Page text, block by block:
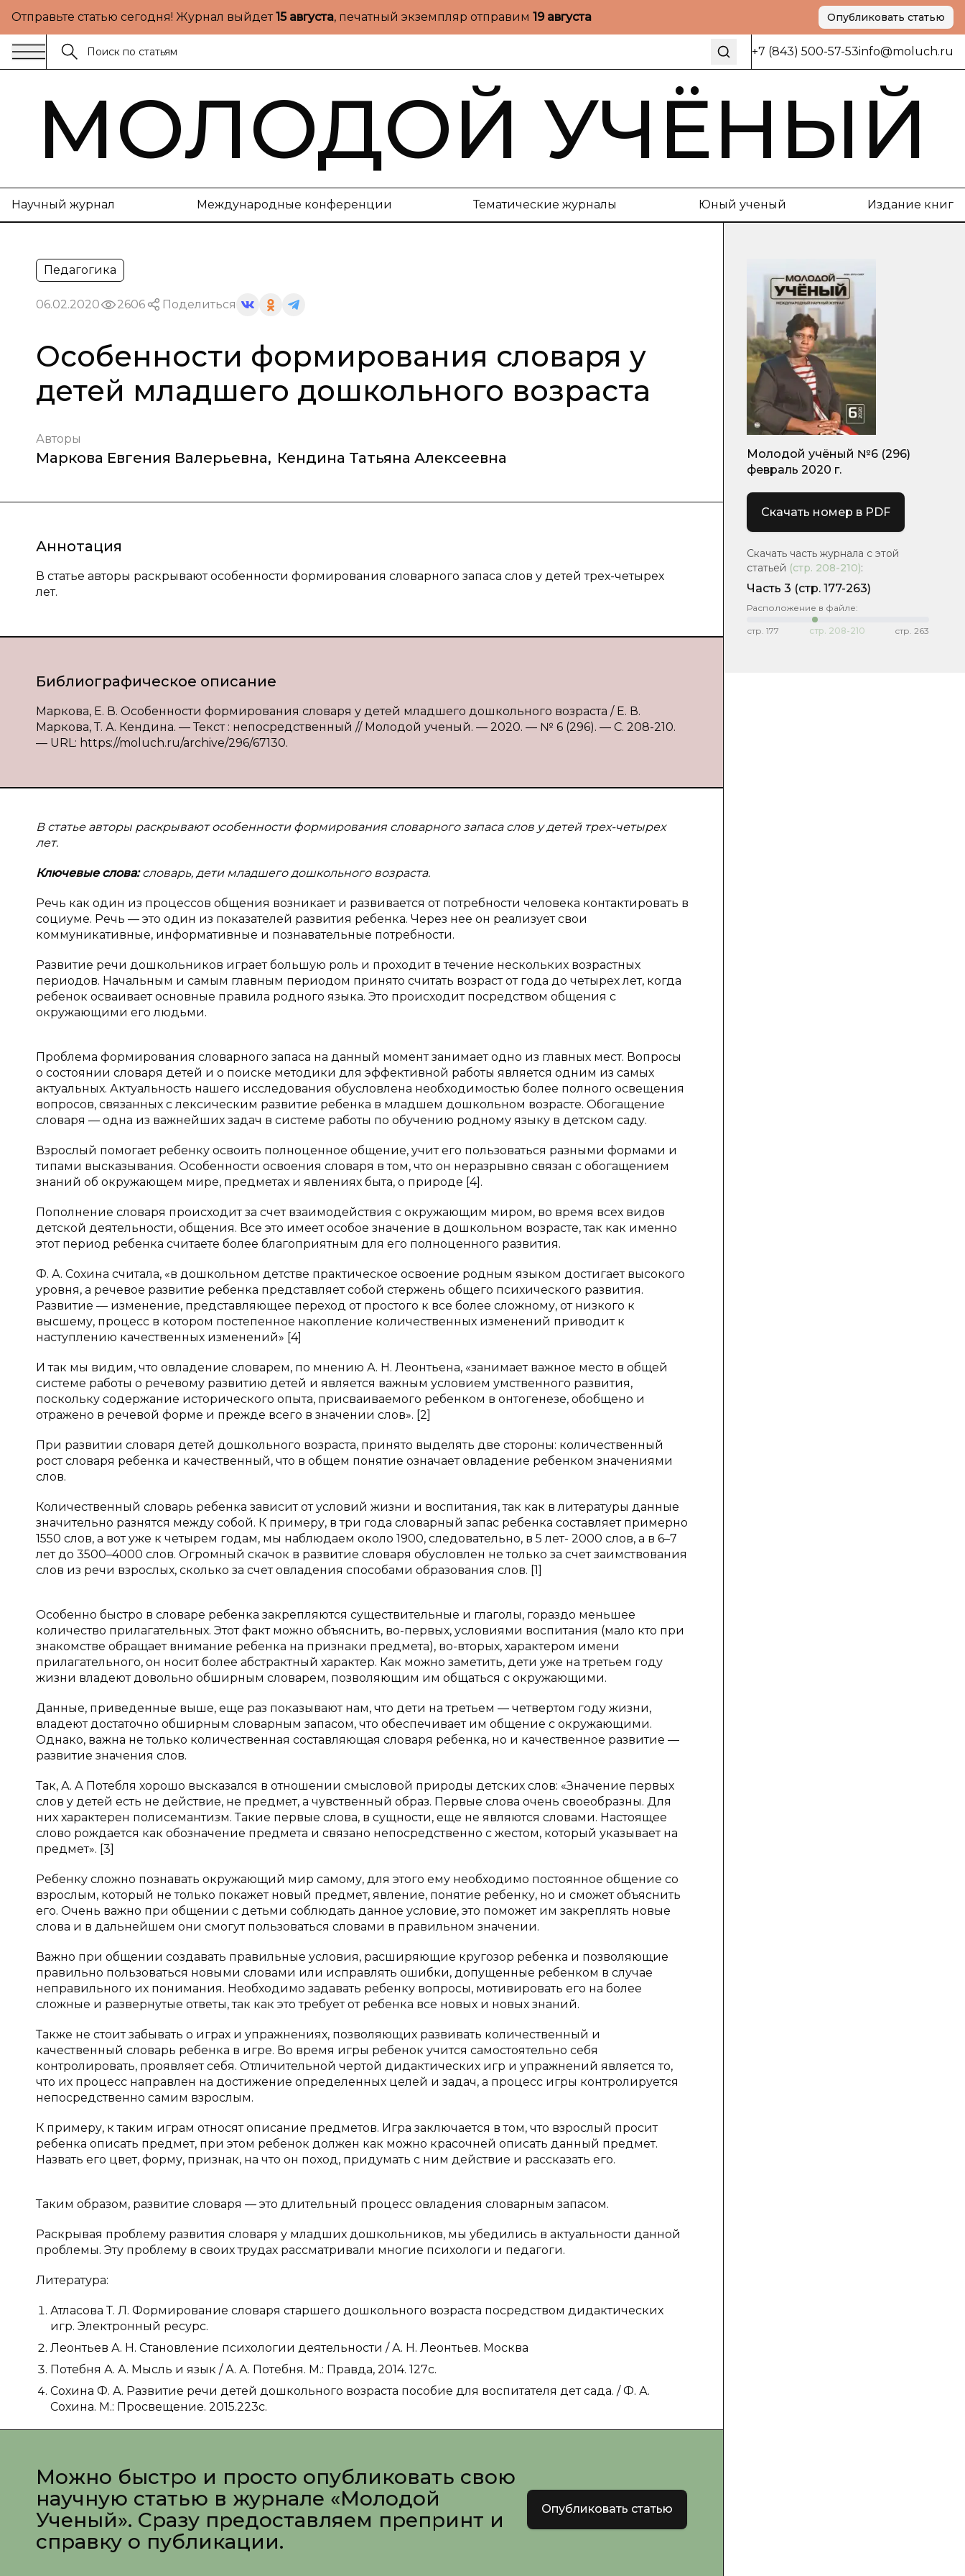
Отправьте статью сегодня! Журнал выйдет15 августа, печатный экземпляр отправим 19 августа Опубликовать статью
+7 (843) 500-57-53info@moluch.ru
МОЛОДОЙ УЧЁНЫЙ
Научный журнал Международные конференции Тематические журналы Юный ученый Издание книг
Педагогика
06.02.2020 2606 Поделиться
Особенности формирования словаря у
детей младшего дошкольного возраста
Авторы
Маркова Евгения Валерьевна, Кендина Татьяна Алексеевна
Аннотация
В статье авторы раскрывают особенности формирования словарного запаса слов у детей трех-четырех
лет.
Библиографическое описание
Маркова, Е. В. Особенности формирования словаря у детей младшего дошкольного возраста / Е. В.
Маркова, Т. А. Кендина. — Текст : непосредственный // Молодой ученый. — 2020. — № 6 (296). — С. 208-210.
— URL: https://moluch.ru/archive/296/67130.
В статье авторы раскрывают особенности формирования словарного запаса слов у детей трех-четырех
лет.
Ключевые слова:словарь, дети младшего дошкольного возраста.
Речь как один из процессов общения возникает и развивается от потребности человека контактировать в
социуме. Речь — это один из показателей развития ребенка. Через нее он реализует свои
коммуникативные, информативные и познавательные потребности.
Развитие речи дошкольников играет большую роль и проходит в течение нескольких возрастных
периодов. Начальным и самым главным периодом принято считать возраст от года до четырех лет, когда
ребенок осваивает основные правила родного языка. Это происходит посредством общения с
окружающими его людьми.
Проблема формирования словарного запаса на данный момент занимает одно из главных мест. Вопросы
о состоянии словаря детей и о поиске методики для эффективной работы является одним из самых
актуальных. Актуальность нашего исследования обусловлена необходимостью более полного освещения
вопросов, связанных с лексическим развитие ребенка в младшем дошкольном возрасте. Обогащение
словаря — одна из важнейших задач в системе работы по обучению родному языку в детском саду.
Взрослый помогает ребенку освоить полноценное общение, учит его пользоваться разными формами и
типами высказывания. Особенности освоения словаря в том, что он неразрывно связан с обогащением
знаний об окружающем мире, предметах и явлениях быта, о природе [4].
Пополнение словаря происходит за счет взаимодействия с окружающим миром, во время всех видов
детской деятельности, общения. Все это имеет особое значение в дошкольном возрасте, так как именно
этот период ребенка считаете более благоприятным для его полноценного развития.
Ф. А. Сохина считала, «в дошкольном детстве практическое освоение родным языком достигает высокого
уровня, а речевое развитие ребенка представляет собой стержень общего психического развития.
Развитие — изменение, представляющее переход от простого к все более сложному, от низкого к
высшему, процесс в котором постепенное накопление количественных изменений приводит к
наступлению качественных изменений» [4]
И так мы видим, что овладение словарем, по мнению А. Н. Леонтьена, «занимает важное место в общей
системе работы о речевому развитию детей и является важным условием умственного развития,
поскольку содержание исторического опыта, присваиваемого ребенком в онтогенезе, обобщено и
отражено в речевой форме и прежде всего в значении слов». [2]
При развитии словаря детей дошкольного возраста, принято выделять две стороны: количественный
рост словаря ребенка и качественный, что в общем понятие означает овладение ребенком значениями
слов.
Количественный словарь ребенка зависит от условий жизни и воспитания, так как в литературы данные
значительно разнятся между собой. К примеру, в три года словарный запас ребенка составляет примерно
1550 слов, а вот уже к четырем годам, мы наблюдаем около 1900, следовательно, в 5 лет- 2000 слов, а в 6–7
лет до 3500–4000 слов. Огромный скачок в развитие словаря обусловлен не только за счет заимствования
слов из речи взрослых, сколько за счет овладения способами образования слов. [1]
Особенно быстро в словаре ребенка закрепляются существительные и глаголы, гораздо меньшее
количество прилагательных. Этот факт можно объяснить, во-первых, условиями воспитания (мало кто при
знакомстве обращает внимание ребенка на признаки предмета), во-вторых, характером имени
прилагательного, он носит более абстрактный характер. Как можно заметить, дети уже на третьем году
жизни владеют довольно обширным словарем, позволяющим им общаться с окружающими.
Данные, приведенные выше, еще раз показывают нам, что дети на третьем — четвертом году жизни,
владеют достаточно обширным словарным запасом, что обеспечивает им общение с окружающими.
Однако, важна не только количественная составляющая словаря ребенка, но и качественное развитие —
развитие значения слов.
Так, А. А Потебля хорошо высказался в отношении смысловой природы детских слов: «Значение первых
слов у детей есть не действие, не предмет, а чувственный образ. Первые слова очень своеобразны. Для
них характерен полисемантизм. Такие первые слова, в сущности, еще не являются словами. Настоящее
слово рождается как обозначение предмета и связано непосредственно с жестом, который указывает на
предмет». [3]
Ребенку сложно познавать окружающий мир самому, для этого ему необходимо постоянное общение со
взрослым, который не только покажет новый предмет, явление, понятие ребенку, но и сможет объяснить
его. Очень важно при общении с детьми соблюдать данное условие, это поможет им закреплять новые
слова и в дальнейшем они смогут пользоваться словами в правильном значении.
Важно при общении создавать правильные условия, расширяющие кругозор ребенка и позволяющие
правильно пользоваться новыми словами или исправлять ошибки, допущенные ребенком в случае
неправильного их понимания. Необходимо задавать ребенку вопросы, мотивировать его на более
сложные и развернутые ответы, так как это требует от ребенка все новых и новых знаний.
Также не стоит забывать о играх и упражнениях, позволяющих развивать количественный и
качественный словарь ребенка в игре. Во время игры ребенок учится самостоятельно себя
контролировать, проявляет себя. Отличительной чертой дидактических игр и упражнений является то,
что их процесс направлен на достижение определенных целей и задач, а процесс игры контролируется
непосредственно самим взрослым.
К примеру, к таким играм относят описание предметов. Игра заключается в том, что взрослый просит
ребенка описать предмет, при этом ребенок должен как можно красочней описать данный предмет.
Назвать его цвет, форму, признак, на что он поход, придумать с ним действие и рассказать его.
Таким образом, развитие словаря — это длительный процесс овладения словарным запасом.
Раскрывая проблему развития словаря у младших дошкольников, мы убедились в актуальности данной
проблемы. Эту проблему в своих трудах рассматривали многие психологи и педагоги.
Литература:
Атласова Т. Л. Формирование словаря старшего дошкольного возраста посредством дидактических
игр. Электронный ресурс.
Леонтьев А. Н. Становление психологии деятельности / А. Н. Леонтьев. Москва
Потебня А. А. Мысль и язык / А. А. Потебня. М.: Правда, 2014. 127с.
Сохина Ф. А. Развитие речи детей дошкольного возраста пособие для воспитателя дет сада. / Ф. А.
Сохина. М.: Просвещение. 2015.223с.
Можно быстро и просто опубликовать свою
научную статью в журнале «Молодой
Ученый». Сразу предоставляем препринт и
справку о публикации.
Опубликовать статью
Молодой учёный №6 (296)
февраль 2020 г.
Скачать номер в PDF
Скачать часть журнала с этой
статьей (стр. 208-210):
Часть 3 (стр. 177-263)
Расположение в файле:
стр. 177 стр. 208-210 стр. 263